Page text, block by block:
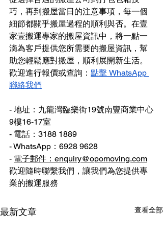
巧，再到搬屋當日的注意事項，每一個
細節都關乎搬屋過程的順利與否。在壹
家壹搬運專家的搬屋資訊中，將一點一
滴為客戶提供您所需要的搬屋資訊，幫
助您輕鬆應對搬屋，順利展開新生活。
歡迎進行報價或查詢： 點擊 WhatsApp
聯絡我們
- 地址：九龍灣臨樂街19號南豐商業中心
9樓16-17室
- 電話：3188 1889
- WhatsApp：6928 9628
- 電子郵件：enquiry@opomoving.com
歡迎隨時聯繫我們，讓我們為您提供專
業的搬運服務
最新文章 查看全部